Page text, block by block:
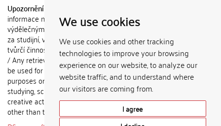
We use cookies
We use cookies and other tracking
technologies to improve your browsing
experience on our website, to analyze our
website traffic, and to understand where
our visitors are coming from.
I agree
Upozornění / Notice:
informace nemohou být použity k
výdělečným účelům nebo vydávány
za studijní, vědeckou nebo jinou
tvůrčí činnost jiné osoby než autora.
/ Any retrieved information shall not
be used for any commercial
purposes or claimed as results of
studying, scientific or any other
creative activities of any person
other than the author.